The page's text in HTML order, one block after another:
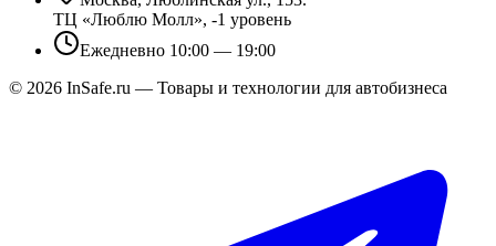
ТЦ «Люблю Молл», -1 уровень
Ежедневно 10:00 — 19:00
© 2026 InSafe.ru — Товары и технологии для автобизнеса